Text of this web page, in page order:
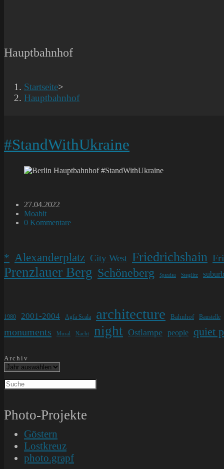
Hauptbahnhof
Startseite>
Hauptbahnhof
#StandWithUkraine
Beitrag
veröffentlicht:
27.04.2022
Beitrags-
Kategorie:
Moabit
Beitrags-
0 Kommentare
* Alexanderplatz City West Friedrichshain
Prenzlauer Berg Schöneberg Spandau Steglitz suburb
1980 2001-2004 Agfa Scala architecture Bahnhof Baustelle
monuments Mural Nacht night Ostlampe people quiet
Archiv
Photo-Projekte
Göstern
Lostkreuz
photo.grapf